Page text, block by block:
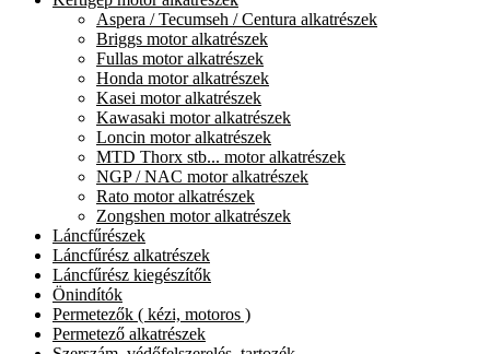
Aspera / Tecumseh / Centura alkatrészek
Briggs motor alkatrészek
Fullas motor alkatrészek
Honda motor alkatrészek
Kasei motor alkatrészek
Kawasaki motor alkatrészek
Loncin motor alkatrészek
MTD Thorx stb... motor alkatrészek
NGP / NAC motor alkatrészek
Rato motor alkatrészek
Zongshen motor alkatrészek
Láncfűrészek
Láncfűrész alkatrészek
Láncfűrész kiegészítők
Önindítók
Permetezők ( kézi, motoros )
Permetező alkatrészek